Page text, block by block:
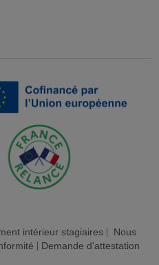
intérieur stagiaires| Nous
Demande d'attestation